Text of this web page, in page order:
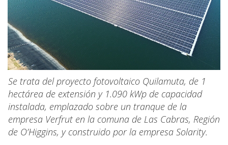
Se trata del proyecto fotovoltaico Quilamuta, de 1
hectárea de extensión y 1.090 kWp de capacidad
instalada, emplazado sobre un tranque de la
empresa Verfrut en la comuna de Las Cabras, Región
de O’Higgins, y construido por la empresa Solarity.